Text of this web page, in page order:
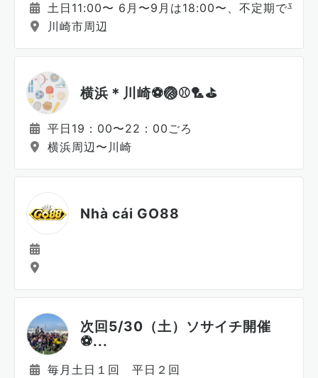
土日11:00〜 6月〜9月は18:00〜、不定期で平日
川崎市周辺
横浜＊川崎⚽️🏐⚾️🏸⛳️
平日19：00〜22：00ごろ
横浜周辺〜川崎
Nhà cái GO88
次回5/30（土）ソサイチ開催
⚽...
毎月土日１回 平日２回